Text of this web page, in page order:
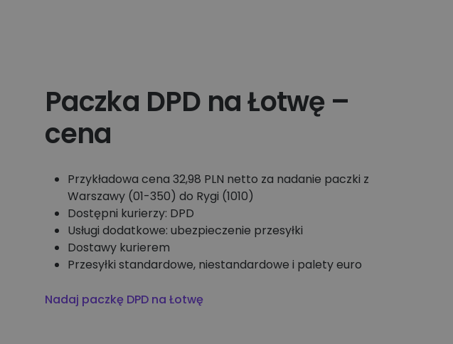
Paczka DPD na Łotwę –
cena
Przykładowa cena 32,98 PLN netto za nadanie paczki z
Warszawy (01-350) do Rygi (1010)
Dostępni kurierzy: DPD
Usługi dodatkowe: ubezpieczenie przesyłki
Dostawy kurierem
Przesyłki standardowe, niestandardowe i palety euro
Nadaj paczkę DPD na Łotwę